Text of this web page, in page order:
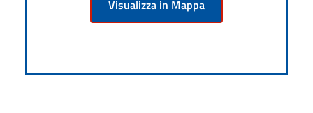
Visualizza in Mappa